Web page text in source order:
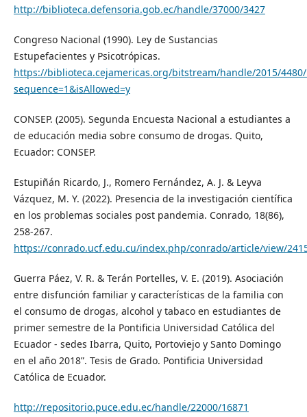
http://biblioteca.defensoria.gob.ec/handle/37000/3427
Congreso Nacional (1990). Ley de Sustancias
Estupefacientes y Psicotrópicas.
https://biblioteca.cejamericas.org/bitstream/handle/2015/4480/
sequence=1&isAllowed=y
CONSEP. (2005). Segunda Encuesta Nacional a estudiantes a
de educación media sobre consumo de drogas. Quito,
Ecuador: CONSEP.
Estupiñán Ricardo, J., Romero Fernández, A. J. & Leyva
Vázquez, M. Y. (2022). Presencia de la investigación científica
en los problemas sociales post pandemia. Conrado, 18(86),
258-267.
https://conrado.ucf.edu.cu/index.php/conrado/article/view/
Guerra Páez, V. R. & Terán Portelles, V. E. (2019). Asociación
entre disfunción familiar y características de la familia con
el consumo de drogas, alcohol y tabaco en estudiantes de
primer semestre de la Pontificia Universidad Católica del
Ecuador - sedes Ibarra, Quito, Portoviejo y Santo Domingo
en el año 2018”. Tesis de Grado. Pontificia Universidad
Católica de Ecuador.
http://repositorio.puce.edu.ec/handle/22000/16871